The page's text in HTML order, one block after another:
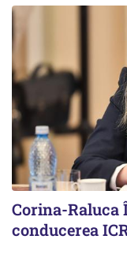
Corina-Raluca
conducerea